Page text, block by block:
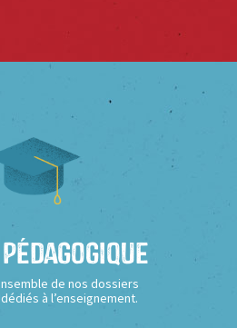
de nos dossiers
à l’enseignement.